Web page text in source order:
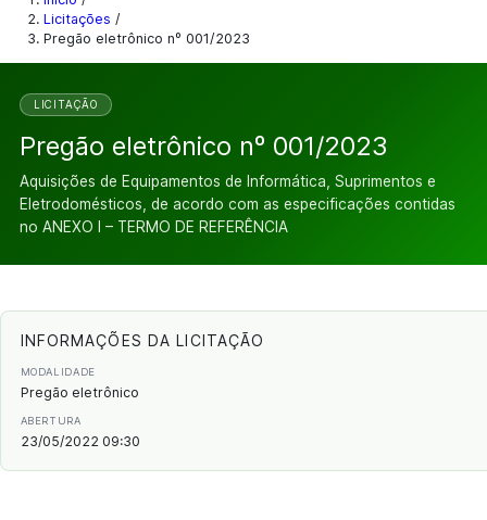
Licitações /
Pregão eletrônico nº 001/2023
LICITAÇÃO
Pregão eletrônico nº 001/2023
Aquisições de Equipamentos de Informática, Suprimentos e
Eletrodomésticos, de acordo com as especificações contidas
no ANEXO I – TERMO DE REFERÊNCIA
INFORMAÇÕES DA LICITAÇÃO
MODALIDADE
Pregão eletrônico
ABERTURA
23/05/2022 09:30